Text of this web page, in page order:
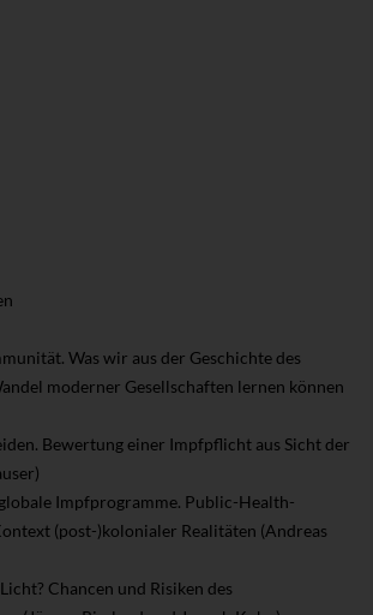
Was wir aus der Geschichte des
moderner Gesellschaften lernen können
Bewertung einer Impfpflicht aus Sicht der
Impfprogramme. Public-Health-
(post-)kolonialer Realitäten (Andreas
Chancen und Risiken des